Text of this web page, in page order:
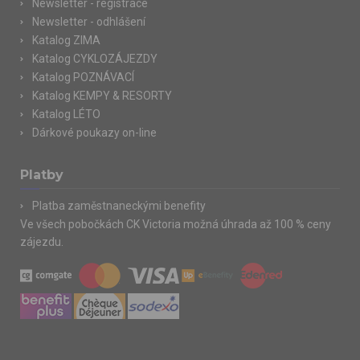
Newsletter - registrace
Newsletter - odhlášení
Katalog ZIMA
Katalog CYKLOZÁJEZDY
Katalog POZNÁVACÍ
Katalog KEMPY & RESORTY
Katalog LÉTO
Dárkové poukazy on-line
Platby
Platba zaměstnaneckými benefity
Ve všech pobočkách CK Victoria možná úhrada až 100 % ceny
zájezdu.